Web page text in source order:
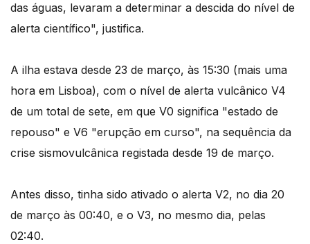
das águas, levaram a determinar a descida do nível de
alerta científico", justifica.
A ilha estava desde 23 de março, às 15:30 (mais uma
hora em Lisboa), com o nível de alerta vulcânico V4
de um total de sete, em que V0 significa "estado de
repouso" e V6 "erupção em curso", na sequência da
crise sismovulcânica registada desde 19 de março.
Antes disso, tinha sido ativado o alerta V2, no dia 20
de março às 00:40, e o V3, no mesmo dia, pelas
02:40.